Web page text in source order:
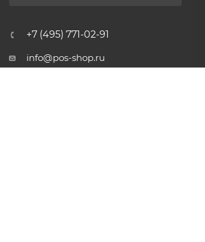
+7 (495) 771-02-91
info@pos-shop.ru